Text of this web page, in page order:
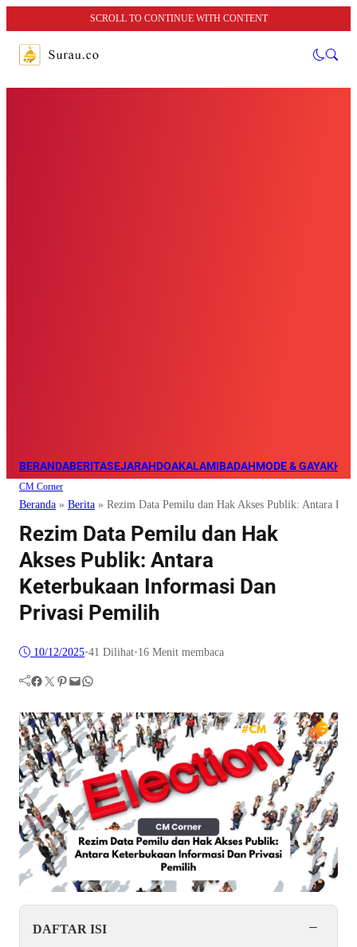
SCROLL TO CONTINUE WITH CONTENT
BERANDABERITASEJARAHDOAKALAMIBADAHMODE & GAYA
CM Corner
Beranda » Berita » Rezim Data Pemilu dan Hak Akses Publik: Antara
Rezim Data Pemilu dan Hak
Akses Publik: Antara
Keterbukaan Informasi Dan
Privasi Pemilih
10/12/2025•41 Dilihat•16 Menit membaca
Facebook Twitter Pinterest Mail WhatsApp
DAFTAR ISI −